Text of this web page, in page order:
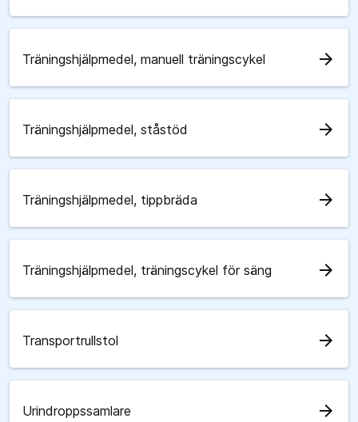
Träningshjälpmedel, manuell träningscykel arrow_forward
Träningshjälpmedel, ståstöd arrow_forward
Träningshjälpmedel, tippbräda arrow_forward
Träningshjälpmedel, träningscykel för säng arrow_forward
Transportrullstol arrow_forward
Urindroppssamlare arrow_forward